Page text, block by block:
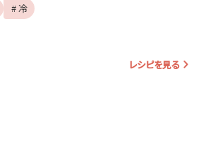
# 冷
レシピを見る